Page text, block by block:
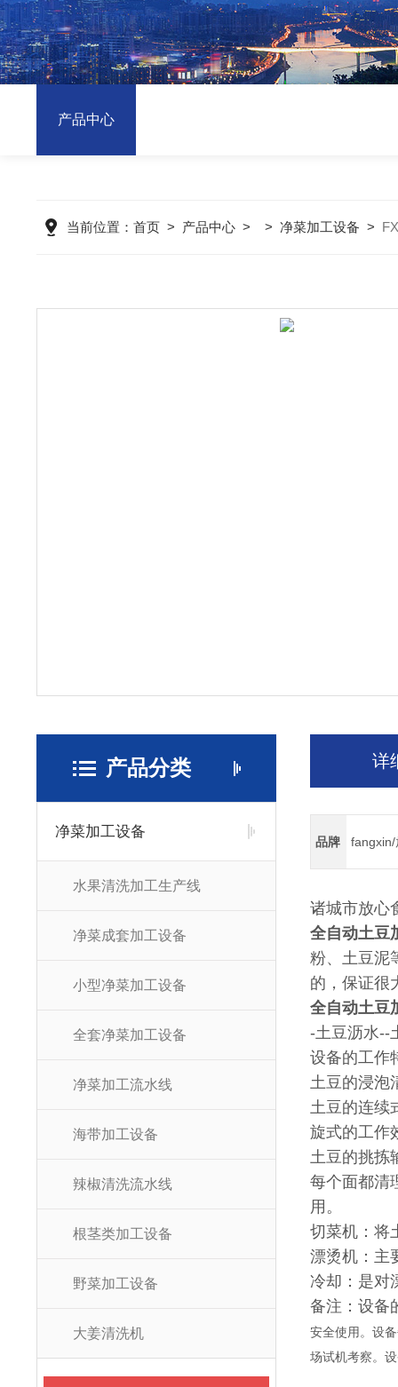
产品中心
当前位置： 首页> 产品中心> > 净菜加工设备 >
产品分类
净菜加工设备
水果清洗加工生产线
净菜成套加工设备
小型净菜加工设备
全套净菜加工设备
净菜加工流水线
海带加工设备
辣椒清洗流水线
根茎类加工设备
野菜加工设备
大姜清洗机
详
品牌 fangxin/
诸城市放心
全自动土豆
粉、土豆泥
的，保证很
全自动土豆
-土豆沥水--
设备的工作
土豆的浸泡
土豆的连续
旋式的工作
土豆的挑拣
每个面都清
用。
切菜机：将
漂烫机：主
冷却：是对
备注：设备
安全使用。设
场试机考察。